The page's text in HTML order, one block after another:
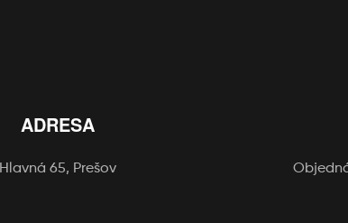
ADRESA
Hlavná 65, Prešov